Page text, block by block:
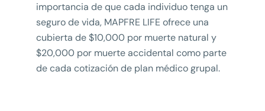
importancia de que cada individuo tenga un
seguro de vida, MAPFRE LIFE ofrece una
cubierta de $10,000 por muerte natural y
$20,000 por muerte accidental como parte
de cada cotización de plan médico grupal.